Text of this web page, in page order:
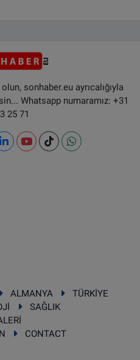
sonhaber.eu ayrıcalığıyla
Whatsapp numaramız: +31
25 71
ALMANYA
TÜRKİYE
SAĞLIK
CONTACT